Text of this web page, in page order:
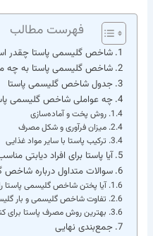
فهرست مطالب
شاخص گلیسمی پاستا چقدر
شاخص گلیسمی پاستا به چه
جدول شاخص گلیسمی پاستا
چه عواملی شاخص گلیسمی
روش پخت و آماده‌سازی
میزان فرآوری و شکل مصرف
ترکیب پاستا با سایر مواد غذایی
آیا پاستا برای افراد دیابتی
سوالات متداول درباره شاخص
آیا پختن شاخص گلیسمی پاستا
تفاوت شاخص گلیسمی و بار
بهترین روش مصرف پاستا برای
جمع‌بندی نهایی